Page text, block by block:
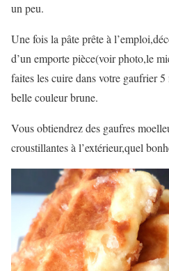
un peu.
Une fois la pâte prête à
d’un emporte pièce(voir photo,le
faites les cuire dans votre gaufrier
belle couleur brune.
Vous obtiendrez des gaufres
croustillantes à l’extérieur,quel